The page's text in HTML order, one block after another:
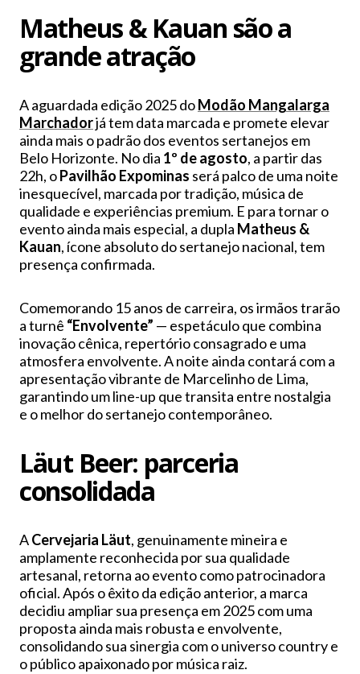
Matheus & Kauan são a
grande atração
A aguardada edição 2025 doModão Mangalarga
Marchadorjá tem data marcada e promete elevar
ainda mais o padrão dos eventos sertanejos em
Belo Horizonte. No dia 1º de agosto, a partir das
22h, oPavilhão Expominas será palco de uma noite
inesquecível, marcada por tradição, música de
qualidade e experiências premium. E para tornar o
evento ainda mais especial, a dupla Matheus &
Kauan, ícone absoluto do sertanejo nacional, tem
presença confirmada.
Comemorando 15 anos de carreira, os irmãos trarão
a turnê “Envolvente” — espetáculo que combina
inovação cênica, repertório consagrado e uma
atmosfera envolvente. A noite ainda contará com a
apresentação vibrante de Marcelinho de Lima,
garantindo um line-up que transita entre nostalgia
e o melhor do sertanejo contemporâneo.
Läut Beer: parceria
consolidada
ACervejaria Läut, genuinamente mineira e
amplamente reconhecida por sua qualidade
artesanal, retorna ao evento como patrocinadora
oficial. Após o êxito da edição anterior, a marca
decidiu ampliar sua presença em 2025 com uma
proposta ainda mais robusta e envolvente,
consolidando sua sinergia com o universo country e
o público apaixonado por música raiz.